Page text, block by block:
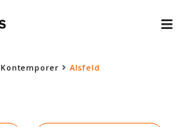
Kontemporer Alsfeld